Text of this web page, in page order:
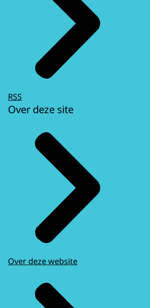
RSS
Over deze site
Over deze website